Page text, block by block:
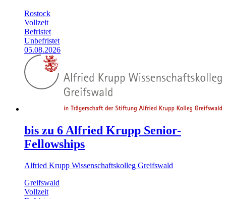
Rostock
Vollzeit
Befristet
Unbefristet
05.08.2026
bis zu 6 Alfried Krupp Senior-
Fellowships
Alfried Krupp Wissenschaftskolleg Greifswald
Greifswald
Vollzeit